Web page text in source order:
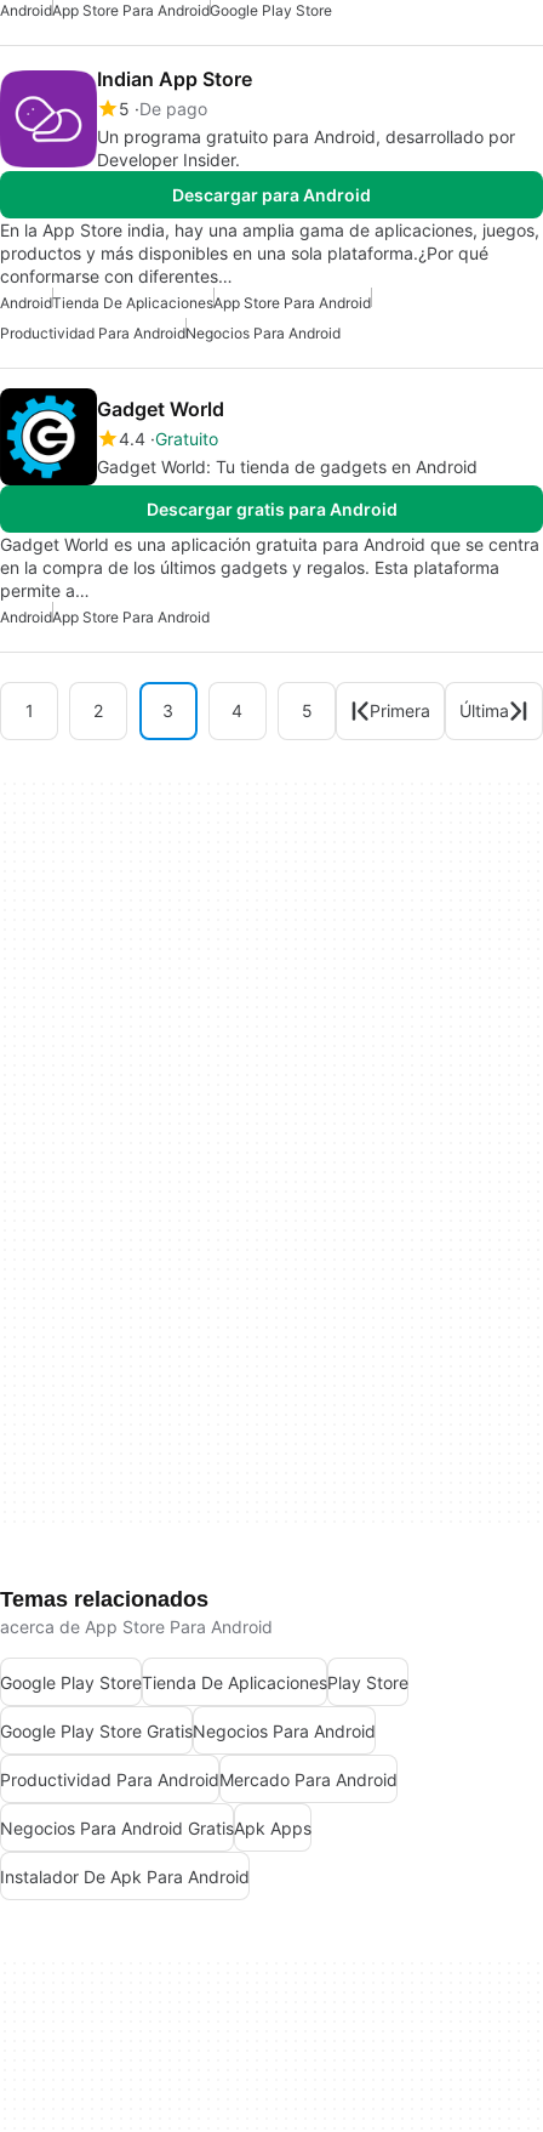
AndroidApp Store Para AndroidGoogle Play Store
Indian App Store
5 De pago
Un programa gratuito para Android, desarrollado por
Developer Insider.
Descargar para Android
En la App Store india, hay una amplia gama de aplicaciones, juegos,
productos y más disponibles en una sola plataforma.¿Por qué
conformarse con diferentes…
AndroidTienda De AplicacionesApp Store Para Android
Productividad Para AndroidNegocios Para Android
Gadget World
4.4 Gratuito
Gadget World: Tu tienda de gadgets en Android
Descargar gratis para Android
Gadget World es una aplicación gratuita para Android que se centra
en la compra de los últimos gadgets y regalos. Esta plataforma
permite a…
AndroidApp Store Para Android
1 2 3 4 5 Primera Última
Temas relacionados
acerca de App Store Para Android
Google Play StoreTienda De AplicacionesPlay Store
Google Play Store GratisNegocios Para Android
Productividad Para AndroidMercado Para Android
Negocios Para Android GratisApk Apps
Instalador De Apk Para Android